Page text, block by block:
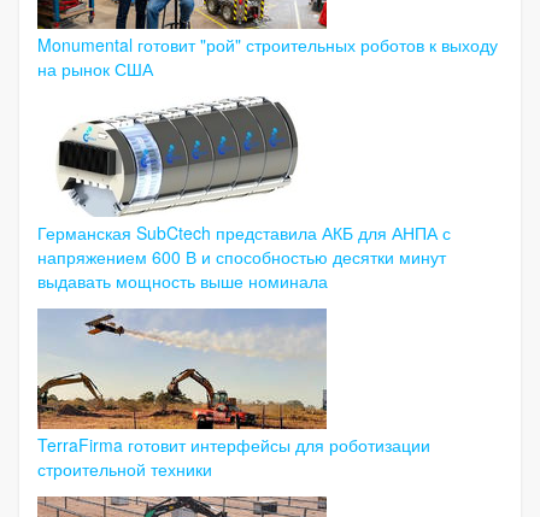
Monumental готовит "рой" строительных роботов к выходу
на рынок США
Германская SubCtech представила АКБ для АНПА с
напряжением 600 В и способностью десятки минут
выдавать мощность выше номинала
TerraFirma готовит интерфейсы для роботизации
строительной техники